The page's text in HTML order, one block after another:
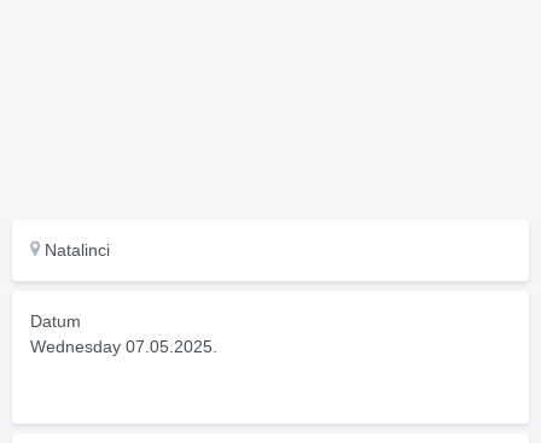
Natalinci
Datum
Wednesday 07.05.2025.